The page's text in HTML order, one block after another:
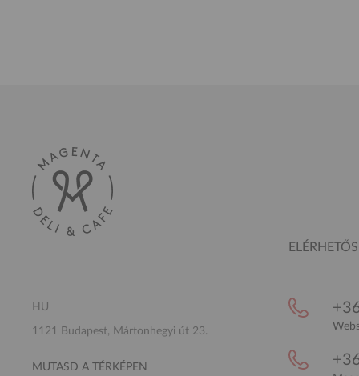
HU
1121 Budapest, Mártonhegyi út 23.
MUTASD A TÉRKÉPEN